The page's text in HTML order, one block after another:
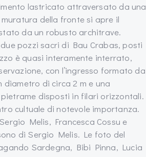
lastricato attraversato da una
della fronte si apre il
da un robusto architrave.
pozzi sacri di Bau Crabas, posti
è quasi interamente interrato,
con l’ingresso formato da
di circa 2 m e una
disposti in filari orizzontali.
cultuale di notevole importanza.
Melis, Francesca Cossu e
di Sergio Melis. Le foto del
Sardegna, Bibi Pinna, Lucia